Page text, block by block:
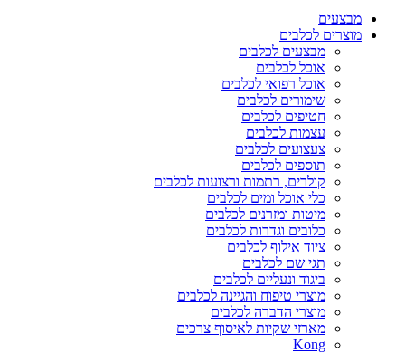
מבצעים
מוצרים לכלבים
מבצעים לכלבים
אוכל לכלבים
אוכל רפואי לכלבים
שימורים לכלבים
חטיפים לכלבים
עצמות לכלבים
צעצועים לכלבים
תוספים לכלבים
קולרים, רתמות ורצועות לכלבים
כלי אוכל ומים לכלבים
מיטות ומזרנים לכלבים
כלובים וגדרות לכלבים
ציוד אילוף לכלבים
תגי שם לכלבים
ביגוד ונעליים לכלבים
מוצרי טיפוח והגיינה לכלבים
מוצרי הדברה לכלבים
מארזי שקיות לאיסוף צרכים
Kong